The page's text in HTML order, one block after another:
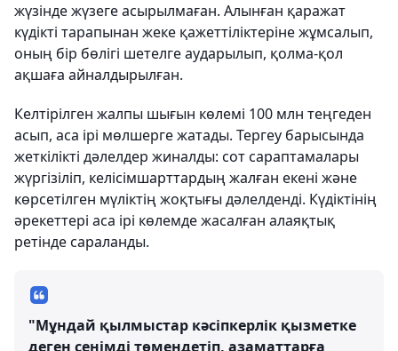
жүзінде жүзеге асырылмаған. Алынған қаражат
күдікті тарапынан жеке қажеттіліктеріне жұмсалып,
оның бір бөлігі шетелге аударылып, қолма-қол
ақшаға айналдырылған.
Келтірілген жалпы шығын көлемі 100 млн теңгеден
асып, аса ірі мөлшерге жатады. Тергеу барысында
жеткілікті дәлелдер жиналды: сот сараптамалары
жүргізіліп, келісімшарттардың жалған екені және
көрсетілген мүліктің жоқтығы дәлелденді. Күдіктінің
әрекеттері аса ірі көлемде жасалған алаяқтық
ретінде сараланды.
"Мұндай қылмыстар кәсіпкерлік қызметке
деген сенімді төмендетіп, азаматтарға